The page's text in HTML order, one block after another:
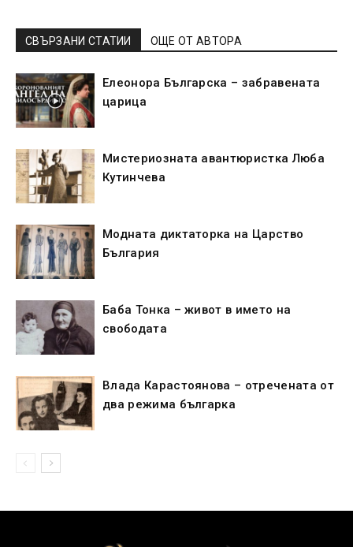
СВЪРЗАНИ СТАТИИ ОЩЕ ОТ АВТОРА
Елеонора Българска – забравената
царица
Мистериозната авантюристка Люба
Кутинчева
Модната диктаторка на Царство
България
Баба Тонка – живот в името на
свободата
Влада Карастоянова – отречената от
два режима българка